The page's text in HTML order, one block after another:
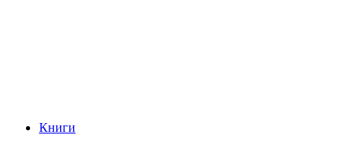
Книги